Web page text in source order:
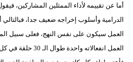
أما عن تقييمه لأداء الممثلين المشاركين،
الدرامية وأسلوب إخراجه ضعيف جدا، فبالتالي
العمل سيكون على نفس النهج، فعلى سبيل
العمل انفعالاته